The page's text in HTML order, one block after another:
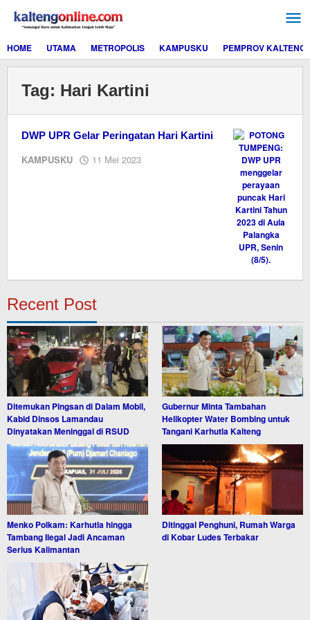
konten
HOME
UTAMA METROPOLIS KAMPUSKU PEMPROV KALTENG
Tag: Hari Kartini
DWP UPR Gelar Peringatan Hari Kartini
KAMPUSKU 11 Mei 2023
Recent Post
Ditemukan Pingsan di Dalam Mobil,
Kabid Dinsos Lamandau
Dinyatakan Meninggal di RSUD
Gubernur Minta Tambahan
Helikopter Water Bombing untuk
Tangani Karhutla Kalteng
Menko Polkam: Karhutla hingga
Tambang Ilegal Jadi Ancaman
Serius Kalimantan
Ditinggal Penghuni, Rumah Warga
di Kobar Ludes Terbakar